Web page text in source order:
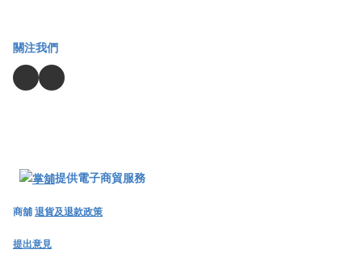
關注我們
提供電子商貿服務
商舖退貨及退款政策
提出意見